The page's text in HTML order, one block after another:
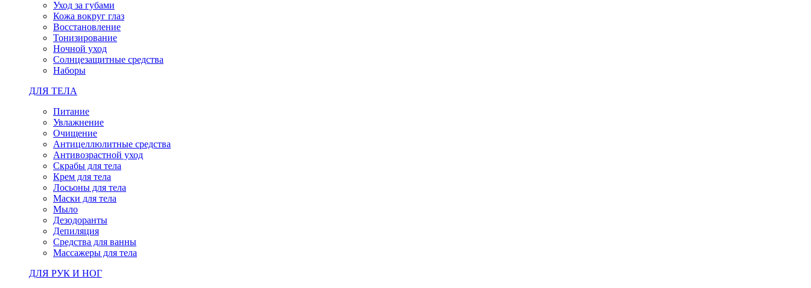
Уход за губами
Кожа вокруг глаз
Восстановление
Тонизирование
Ночной уход
Солнцезащитные средства
Наборы
ДЛЯ ТЕЛА
Питание
Увлажнение
Очищение
Антицеллюлитные средства
Антивозрастной уход
Скрабы для тела
Крем для тела
Лосьоны для тела
Маски для тела
Мыло
Дезодоранты
Депиляция
Средства для ванны
Массажеры для тела
ДЛЯ РУК И НОГ